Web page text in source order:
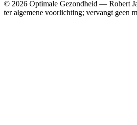
© 2026 Optimale Gezondheid — Robert
ter algemene voorlichting; vervangt geen